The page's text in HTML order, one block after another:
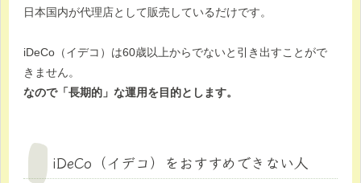
日本国内が代理店として販売しているだけです。
iDeCo（イデコ）は60歳以上からでないと引き出すことがで
きません。
なので「長期的」な運用を目的とします。
iDeCo（イデコ）をおすすめできない人